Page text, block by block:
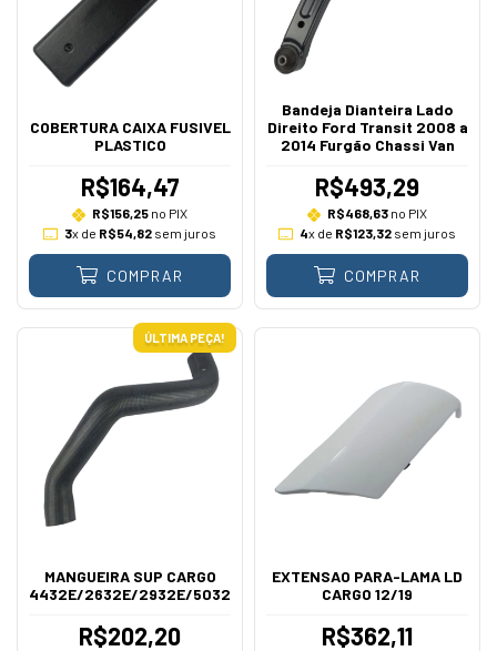
COBERTURA CAIXA FUSIVEL
PLASTICO
R$164,47
R$156,25 no PIX
3x de R$54,82 sem juros
COMPRAR
Bandeja Dianteira Lado
Direito Ford Transit 2008 a
2014 Furgão Chassi Van
R$493,29
R$468,63 no PIX
4x de R$123,32 sem juros
COMPRAR
ÚLTIMA PEÇA!
MANGUEIRA SUP CARGO
4432E/2632E/2932E/5032E/
R$202,20
EXTENSAO PARA-LAMA LD
CARGO 12/19
R$362,11